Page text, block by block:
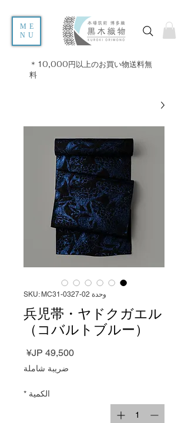
ME
NU
＊10,000円以上のお買い物送料無
料
وحدة SKU: MC31-0327-02
兵児帯・ヤドクガエル
（コバルトブルー）
السعر
ضريبة شاملة
الكمية *